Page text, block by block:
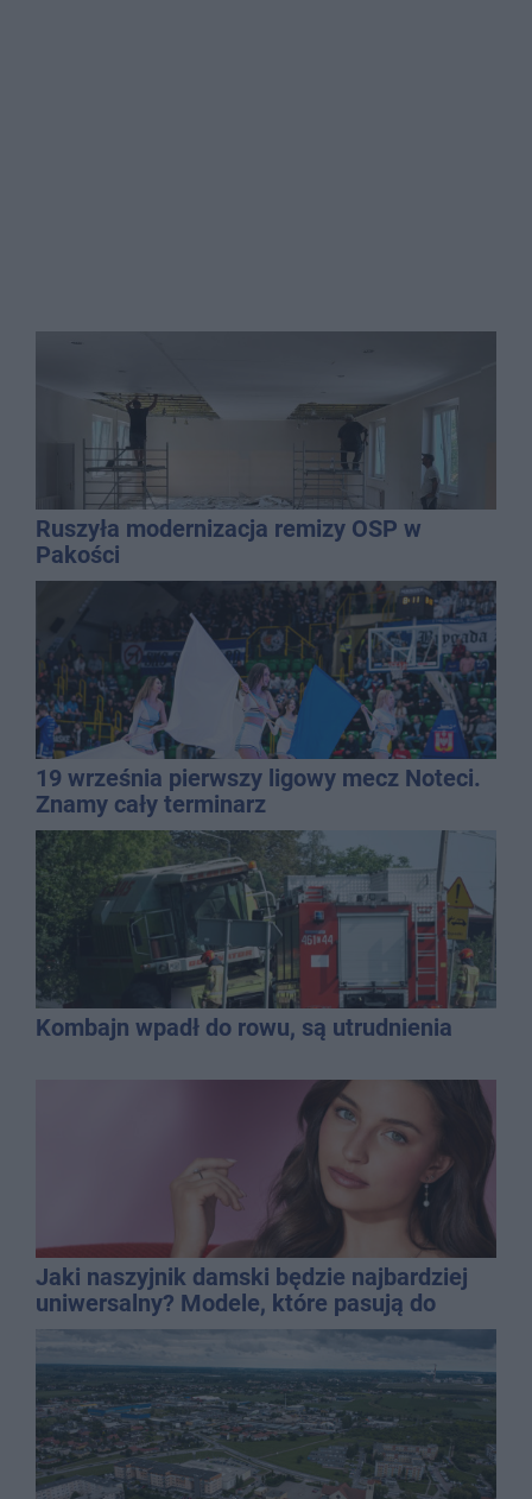
Ruszyła modernizacja remizy OSP w
Pakości
19 września pierwszy ligowy mecz Noteci.
Znamy cały terminarz
Kombajn wpadł do rowu, są utrudnienia
Jaki naszyjnik damski będzie najbardziej
uniwersalny? Modele, które pasują do
wielu stylizacji